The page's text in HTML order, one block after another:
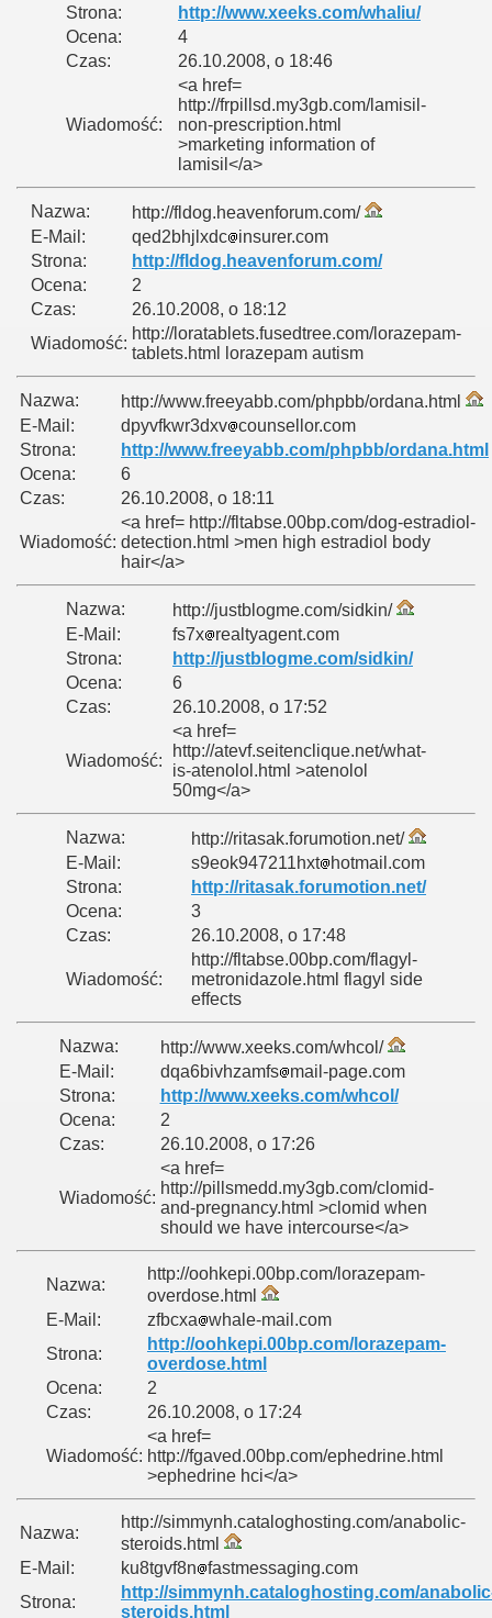
Strona:
http://www.xeeks.com/whaliu/
Ocena:
4
Czas:
26.10.2008, o 18:46
Wiadomość:
<a href=
http://frpillsd.my3gb.com/lamisil-
non-prescription.html
>marketing information of
lamisil</a>
Nazwa:
http://fldog.heavenforum.com/
E-Mail:
qed2bhjlxdc
insurer.com
Strona:
http://fldog.heavenforum.com/
Ocena:
2
Czas:
26.10.2008, o 18:12
Wiadomość:
http://loratablets.fusedtree.com/lorazepam-
tablets.html lorazepam autism
Nazwa:
http://www.freeyabb.com/phpbb/ordana.html
E-Mail:
dpyvfkwr3dxv counsellor.com
Strona:
http://www.freeyabb.com/phpbb/ordana.html
Ocena:
6
Czas:
26.10.2008, o 18:11
Wiadomość:
<a href= http://fltabse.00bp.com/dog-estradiol-
detection.html >men high estradiol body
hair</a>
Nazwa:
http://justblogme.com/sidkin/
E-Mail:
fs7x
realtyagent.com
Strona:
http://justblogme.com/sidkin/
Ocena:
6
Czas:
26.10.2008, o 17:52
Wiadomość:
<a href=
http://atevf.seitenclique.net/what-
is-atenolol.html >atenolol
50mg</a>
Nazwa:
http://ritasak.forumotion.net/
E-Mail:
s9eok947211hxt
hotmail.com
Strona:
http://ritasak.forumotion.net/
Ocena:
3
Czas:
26.10.2008, o 17:48
Wiadomość:
http://fltabse.00bp.com/flagyl-
metronidazole.html flagyl side
effects
Nazwa:
http://www.xeeks.com/whcol/
E-Mail:
dqa6bivhzamfs
mail-page.com
Strona:
http://www.xeeks.com/whcol/
Ocena:
2
Czas:
26.10.2008, o 17:26
Wiadomość:
<a href=
http://pillsmedd.my3gb.com/clomid-
and-pregnancy.html >clomid when
should we have intercourse</a>
Nazwa:
http://oohkepi.00bp.com/lorazepam-
overdose.html
E-Mail:
zfbcxa
whale-mail.com
Strona:
http://oohkepi.00bp.com/lorazepam-
overdose.html
Ocena:
2
Czas:
26.10.2008, o 17:24
Wiadomość:
<a href=
http://fgaved.00bp.com/ephedrine.html
>ephedrine hci</a>
Nazwa:
http://simmynh.cataloghosting.com/anabolic-
steroids.html
E-Mail:
ku8tgvf8n
fastmessaging.com
Strona:
http://simmynh.cataloghosting.com/
steroids.html